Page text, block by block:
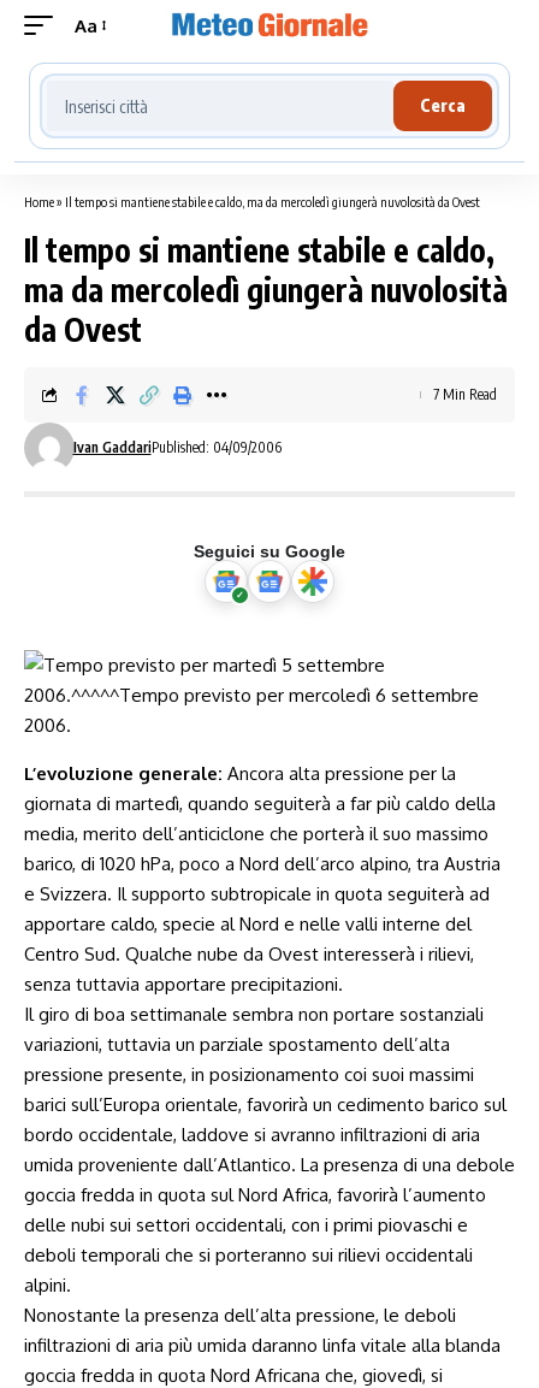
Aa
Cerca località meteo
Cerca
Home» Il tempo si mantiene stabile e caldo, ma da mercoledì giungerà nuvolosità da Ovest
Il tempo si mantiene stabile e caldo,
ma da mercoledì giungerà nuvolosità
da Ovest
Ivan GaddariPublished: 04/09/2006
7 Min Read
Seguici su Google
L’evoluzione generale: Ancora alta pressione per la
giornata di martedì, quando seguiterà a far più caldo della
media, merito dell’anticiclone che porterà il suo massimo
barico, di 1020 hPa, poco a Nord dell’arco alpino, tra Austria
e Svizzera. Il supporto subtropicale in quota seguiterà ad
apportare caldo, specie al Nord e nelle valli interne del
Centro Sud. Qualche nube da Ovest interesserà i rilievi,
senza tuttavia apportare precipitazioni.
Il giro di boa settimanale sembra non portare sostanziali
variazioni, tuttavia un parziale spostamento dell’alta
pressione presente, in posizionamento coi suoi massimi
barici sull’Europa orientale, favorirà un cedimento barico sul
bordo occidentale, laddove si avranno infiltrazioni di aria
umida proveniente dall’Atlantico. La presenza di una debole
goccia fredda in quota sul Nord Africa, favorirà l’aumento
delle nubi sui settori occidentali, con i primi piovaschi e
deboli temporali che si porteranno sui rilievi occidentali
alpini.
Nonostante la presenza dell’alta pressione, le deboli
infiltrazioni di aria più umida daranno linfa vitale alla blanda
goccia fredda in quota Nord Africana che, giovedì, si